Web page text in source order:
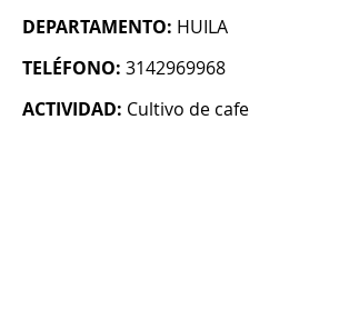
DEPARTAMENTO: HUILA
TELÉFONO: 3142969968
ACTIVIDAD: Cultivo de cafe